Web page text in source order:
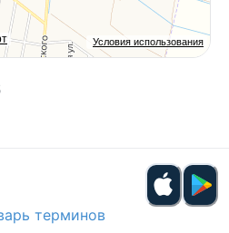
Условия использования
терминов